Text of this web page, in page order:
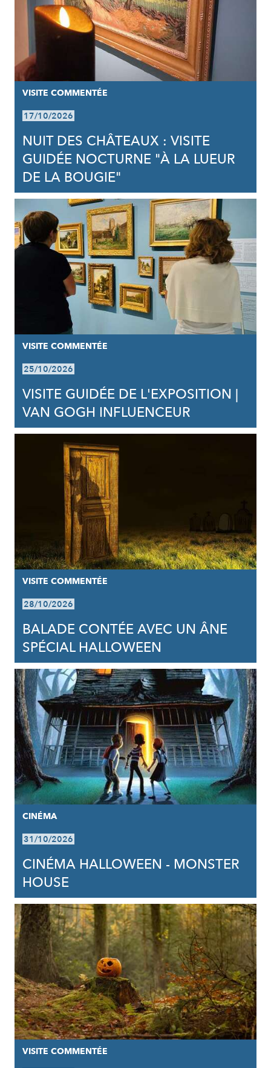
VISITE COMMENTÉE
17/10/2026
NUIT DES CHÂTEAUX : VISITE
GUIDÉE NOCTURNE "À LA LUEUR
DE LA BOUGIE"
VISITE COMMENTÉE
25/10/2026
VISITE GUIDÉE DE L'EXPOSITION |
VAN GOGH INFLUENCEUR
VISITE COMMENTÉE
28/10/2026
BALADE CONTÉE AVEC UN ÂNE
SPÉCIAL HALLOWEEN
CINÉMA
31/10/2026
CINÉMA HALLOWEEN - MONSTER
HOUSE
VISITE COMMENTÉE